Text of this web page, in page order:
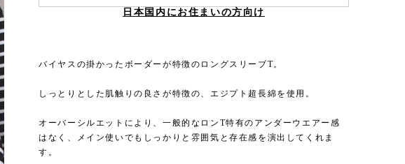
日本国内にお住まいの方向け
バイヤスの掛かったボーダーが特徴のロングスリーブT。
しっとりとした肌触りの良さが特徴の、エジプト超長綿を使用。
オーバーシルエットにより、一般的なロンT特有のアンダーウエアー感
はなく、メイン使いでもしっかりと雰囲気と存在感を演出してくれま
す。